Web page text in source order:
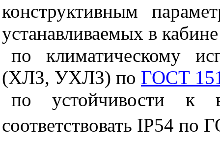
конструктивным
устанавливаемых в
по климатическому
(ХЛЗ, УХЛЗ) по ГОСТ
по устойчивости к
соответствовать IP54 по